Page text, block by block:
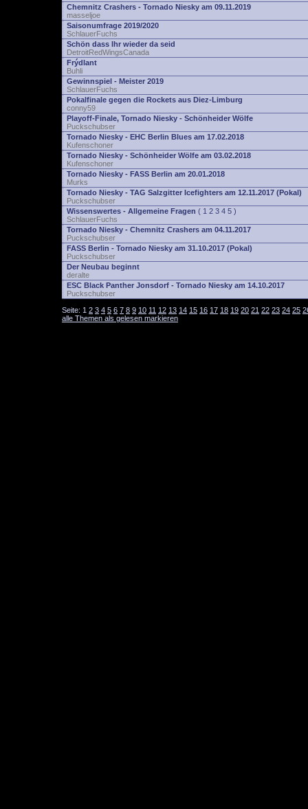
Chemnitz Crashers - Tornado Niesky am 09.11.2019
masseljoe
Saisonumfrage 2019/2020
SchlauerFuchs
Schön dass Ihr wieder da seid
DetroitRedWingsCanada
Frýdlant
Buhli
Gewinnspiel - Meister 2019
SchlauerFuchs
Pokalfinale gegen die Rockets aus Diez-Limburg
conny59
Playoff-Finale, Tornado Niesky - Schönheider Wölfe
Puckschubser
Tornado Niesky - EHC Berlin Blues am 17.02.2018
Kufenschoner
Tornado Niesky - Schönheider Wölfe am 03.02.2018
Kufenschoner
Tornado Niesky - FASS Berlin am 20.01.2018
Murks
Tornado Niesky - TAG Salzgitter Icefighters am 12.11.2017 (Pokal)
Puckschubser
Wissenswertes - Allgemeine Fragen ( 1 2 3 4 5 )
SchlauerFuchs
Tornado Niesky - Chemnitz Crashers am 04.11.2017
Puckschubser
FASS Berlin - Tornado Niesky am 31.10.2017 (Pokal)
Puckschubser
Der Neubau beginnt
deralte
ESC Black Panther Jonsdorf - Tornado Niesky am 14.10.2017
Puckschubser
Seite: 1 2 3 4 5 6 7 8 9 10 11 12 13 14 15 16 17 18 19 20 21 22 23 24 25
alle Themen als gelesen markieren